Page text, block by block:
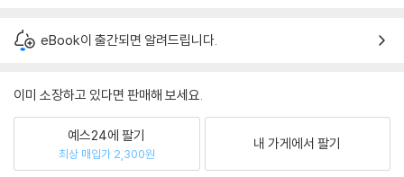
eBook이 출간되면 알려드립니다.
이미 소장하고 있다면 판매해 보세요.
예스24에 팔기
최상 매입가 2,300원
내 가게에서 팔기